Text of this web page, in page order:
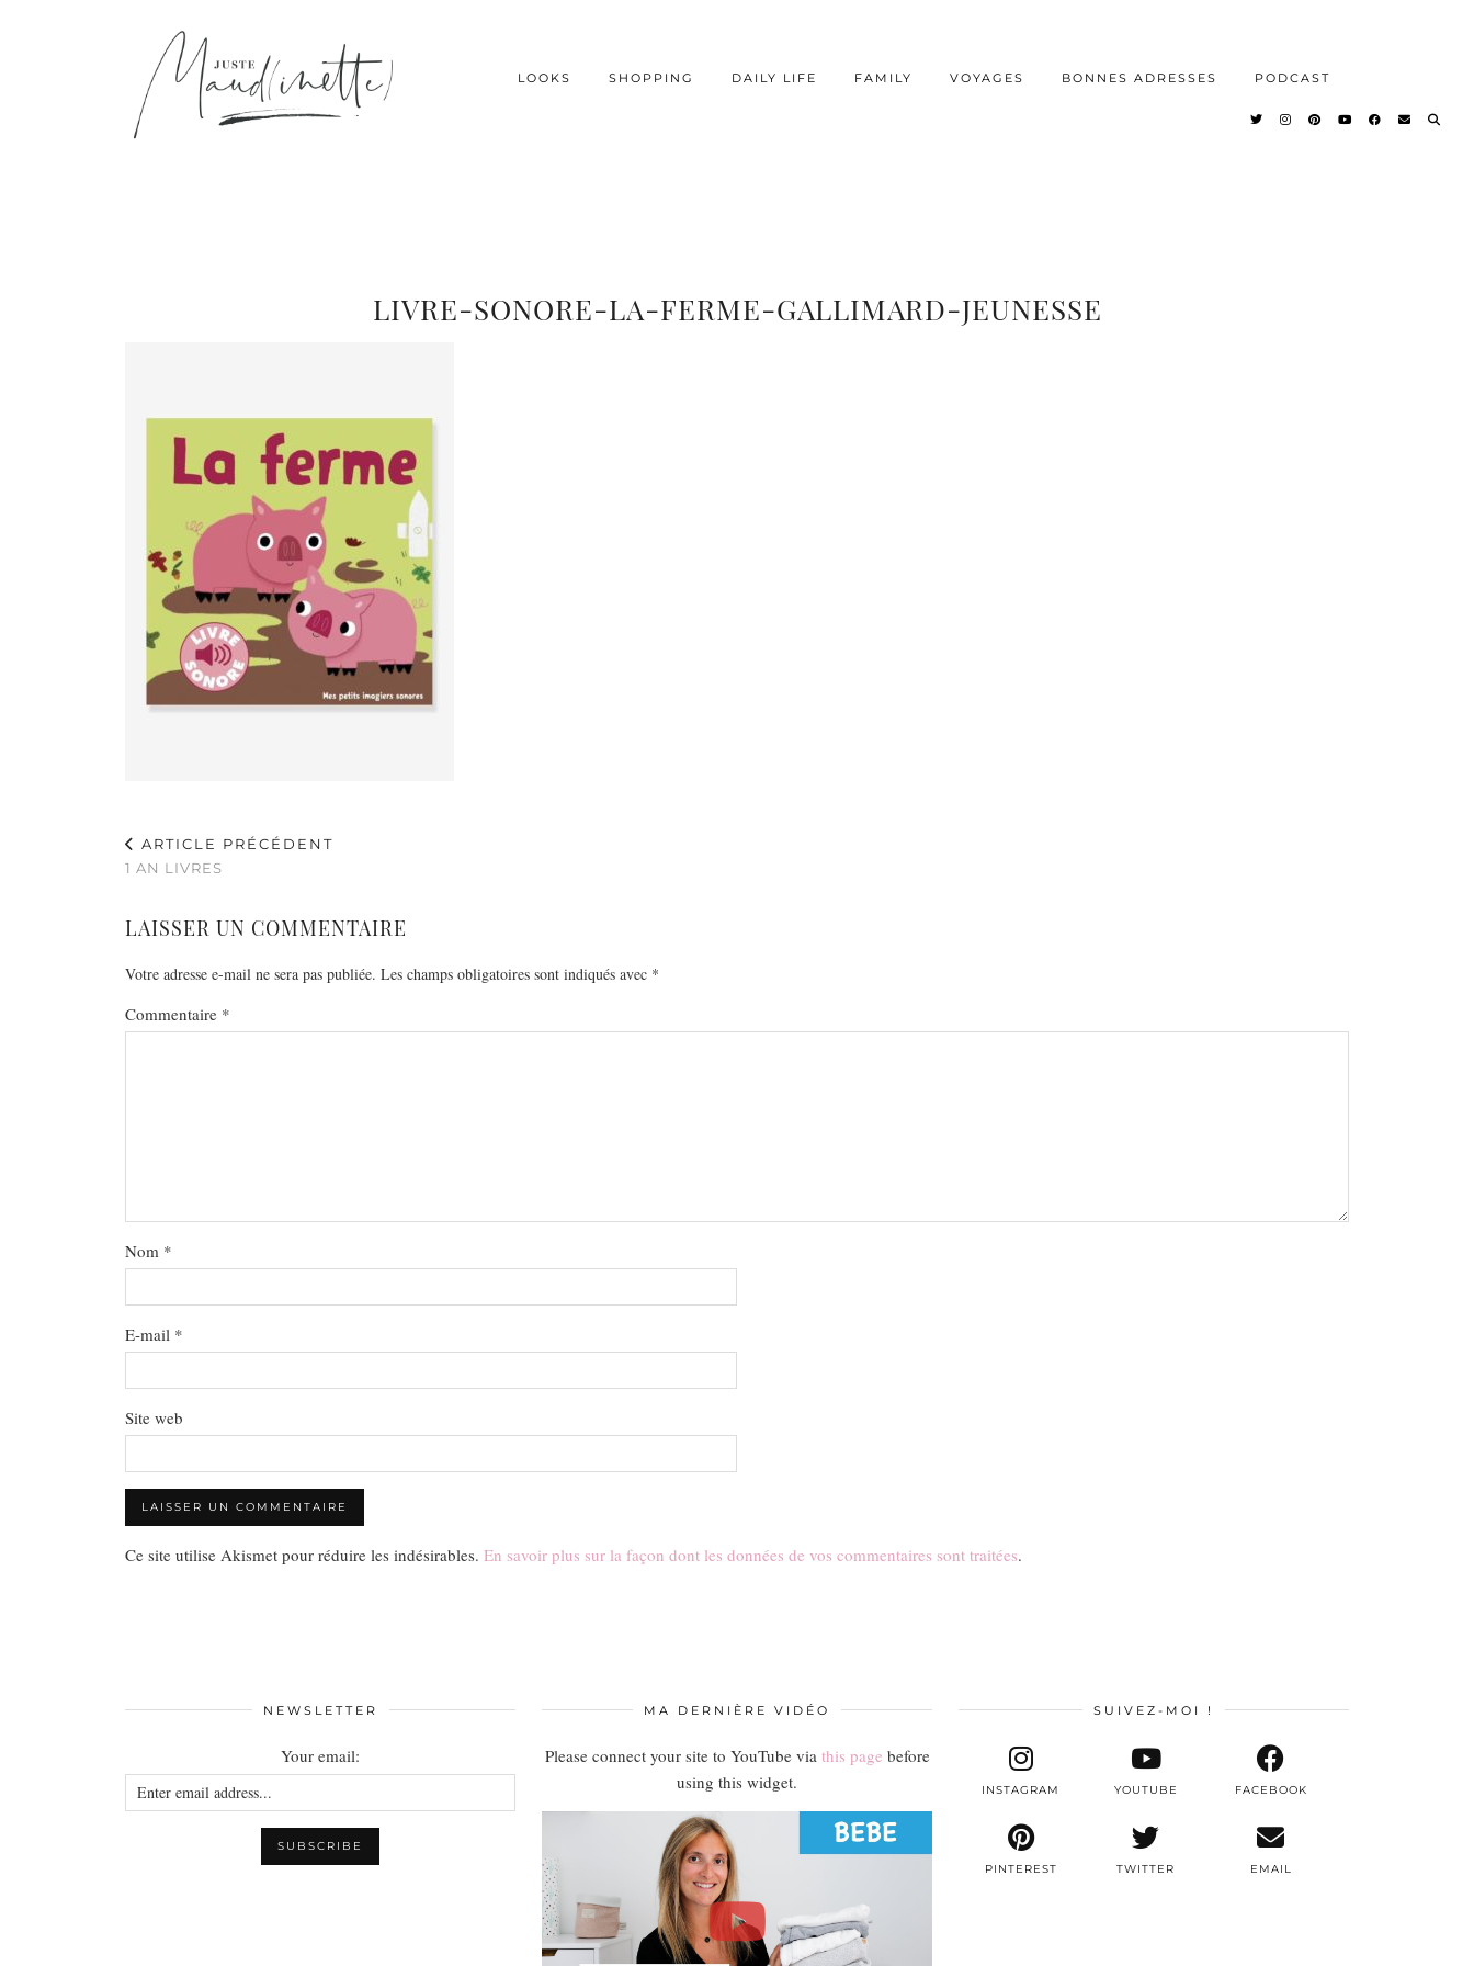
LOOKS SHOPPING DAILY LIFE FAMILY VOYAGES BONNES ADRESSES PODCAST
LIVRE-SONORE-LA-FERME-GALLIMARD-JEUNESSE
ARTICLE PRÉCÉDENT
1 AN LIVRES
LAISSER UN COMMENTAIRE
Votre adresse e-mail ne sera pas publiée. Les champs obligatoires sont indiqués avec *
Commentaire *
Nom *
E-mail *
Site web
Ce site utilise Akismet pour réduire les indésirables. En savoir plus sur la façon dont les données de vos commentaires sont traitées.
NEWSLETTER
Your email:
MA DERNIÈRE VIDÉO
Please connect your site to YouTube via this page before
using this widget.
SUIVEZ-MOI !
TWITTER
INSTAGRAM FACEBOOK
PINTEREST
YOUTUBE
EMAIL